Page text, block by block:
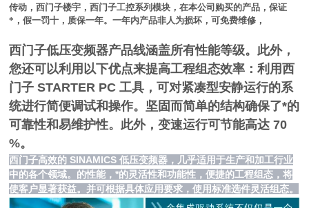
传动，西门子楼宇，西门子工控系列模块，在本公司购买的产品，保证
*，假一罚十，质保一年。一年内产品非人为损坏，可免费维修，
西门子低压变频器产品线涵盖所有性能等级。此外，
您还可以利用以下优点来提高工程组态效率：利用西
门子 STARTER PC 工具，可对紧凑型安静运行的系
统进行简便调试和操作。坚固而简单的结构确保了*的
可靠性和易维护性。此外，变速运行可节能高达 70
%。
西门子高效的 SINAMICS 低压变频器，几乎适用于生产和加工行业
中的各个领域。的性能，*的灵活性和功能性，便捷的工程组态，将
使客户显著获益。并可根据具体应用要求，使用标准选件灵活组态。